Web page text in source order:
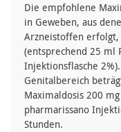
Die empfohlene
in Geweben, aus
Arzneistoffen
(entsprechend 25 ml
Injektionsflasche
Genitalbereich
Maximaldosis 200
pharmarissano
Stunden.